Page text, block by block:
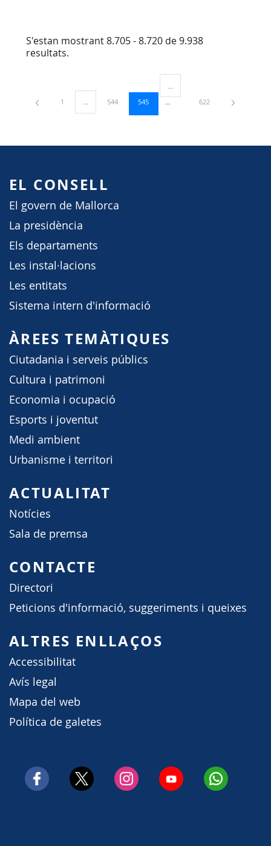
S'estan mostrant 8.705 - 8.720 de 9.938
resultats.
Pàgina
1 ...Pàgines intermèdies Utilitzeu TAB per navegar.
Pàgina
544 Pàgina
545
Pàgines intermèdies Utilitzeu
Pàgina
622
EL CONSELL
El govern de Mallorca
La presidència
Els departaments
Les instal·lacions
Les entitats
Sistema intern d'informació
ÀREES TEMÀTIQUES
Ciutadania i serveis públics
Cultura i patrimoni
Economia i ocupació
Esports i joventut
Medi ambient
Urbanisme i territori
ACTUALITAT
Notícies
Sala de premsa
CONTACTE
Directori
Peticions d'informació, suggeriments i queixes
ALTRES ENLLAÇOS
Accessibilitat
Avís legal
Mapa del web
Política de galetes